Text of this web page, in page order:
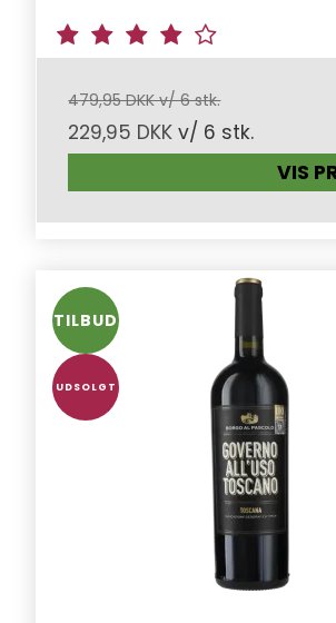
479,95 DKK v/ 6 stk.
229,95 DKK v/ 6 stk.
VIS
TILBUD
UDSOLGT